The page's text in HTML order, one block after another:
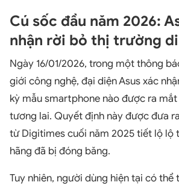
Cú sốc đầu năm 2026:
nhận rời bỏ thị trường
Ngày 16/01/2026, trong một thông
giới công nghệ, đại diện Asus xác
kỳ mẫu smartphone nào được ra
tương lai. Quyết định này được đưa
từ Digitimes cuối năm 2025 tiết lộ lộ
hãng đã bị đóng băng.
Tuy nhiên, người dùng hiện tại có thể